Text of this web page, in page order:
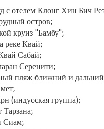
с отелем Клонг Хин Бич
остров;
круиз "Бамбу";
реке Квай;
Сабай;
Серенити;
пляж ближний и
(индусская группа);
Тарзана;
Сиам;